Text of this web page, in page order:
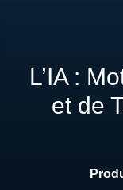
L’IA :
et de